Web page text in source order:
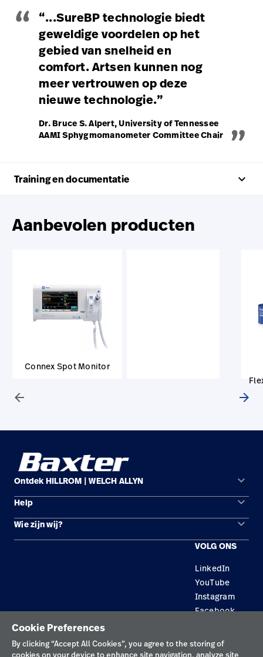
“ “...SureBP technologie biedt
geweldige voordelen op het
gebied van snelheid en
comfort. Artsen kunnen nog
meer vertrouwen op deze
nieuwe technologie.”
Dr. Bruce S. Alpert, University of Tennessee
AAMI Sphygmomanometer Committee Chair
„
Training en documentatie keyboard_arrow_up
Aanbevolen producten
arrow_back
Connex Spot Monitor
arrow_forward
Ontdek HILLROM | WELCH ALLYN keyboard_arrow_down
Oplossingsgebieden
Producten
Help keyboard_arrow_down
Contact opnemen
Wie zijn wij? keyboard_arrow_down
VOLG ONS
LinkedIn
YouTube
Instagram
Facebook
Privacybeleid
Cookie Preferences
By clicking “Accept All Cookies”, you agree to the storing of
cookies on your device to enhance site navigation, analyze site